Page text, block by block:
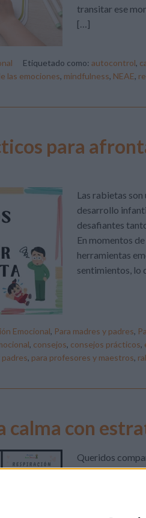
transitar ese
[…]
Etiquetado como: autocontrol,
las emociones, mindfulness, NEAE,
para
Las rabietas son
desarrollo
desafiantes
En momentos
herramientas
sentimientos, lo
Emocional, Para madres y padres,
, consejos, consejos prácticos,
padres, para profesores y maestros,
calma con
Queridos
es tan
ayudarles a
compartimos